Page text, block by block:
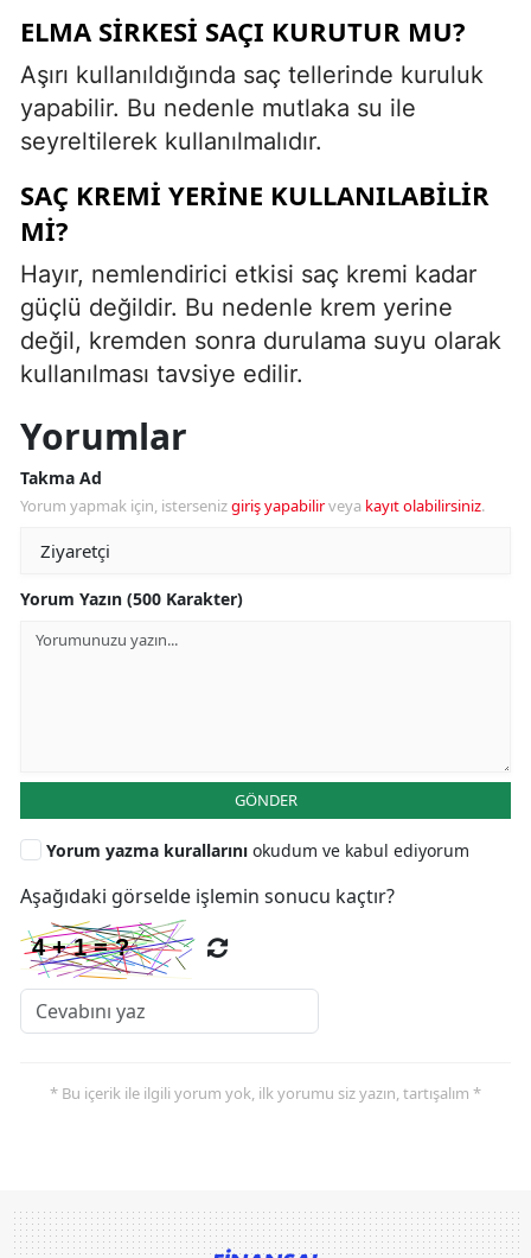
ELMA SIRKESI SAÇI KURUTUR MU?
Aşırı kullanıldığında saç tellerinde kuruluk
yapabilir. Bu nedenle mutlaka su ile
seyreltilerek kullanılmalıdır.
SAÇ KREMI YERINE KULLANILABILIR
MI?
Hayır, nemlendirici etkisi saç kremi kadar
güçlü değildir. Bu nedenle krem yerine
değil, kremden sonra durulama suyu olarak
kullanılması tavsiye edilir.
Yorumlar
Takma Ad
Yorum yapmak için, istersenizgiriş yapabilirveya kayıt olabilirsiniz.
Yorum Yazın (500 Karakter)
GÖNDER
Yorum yazma kurallarını okudum ve kabul ediyorum
Aşağıdaki görselde işlemin sonucu kaçtır?
* Bu içerik ile ilgili yorum yok, ilk yorumu siz yazın, tartışalım *